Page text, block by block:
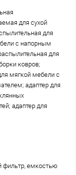
для сухой
для
с напорным
для
ковров;
мягкой мебели с
адаптер для
адаптер для
фильтр, емкостью